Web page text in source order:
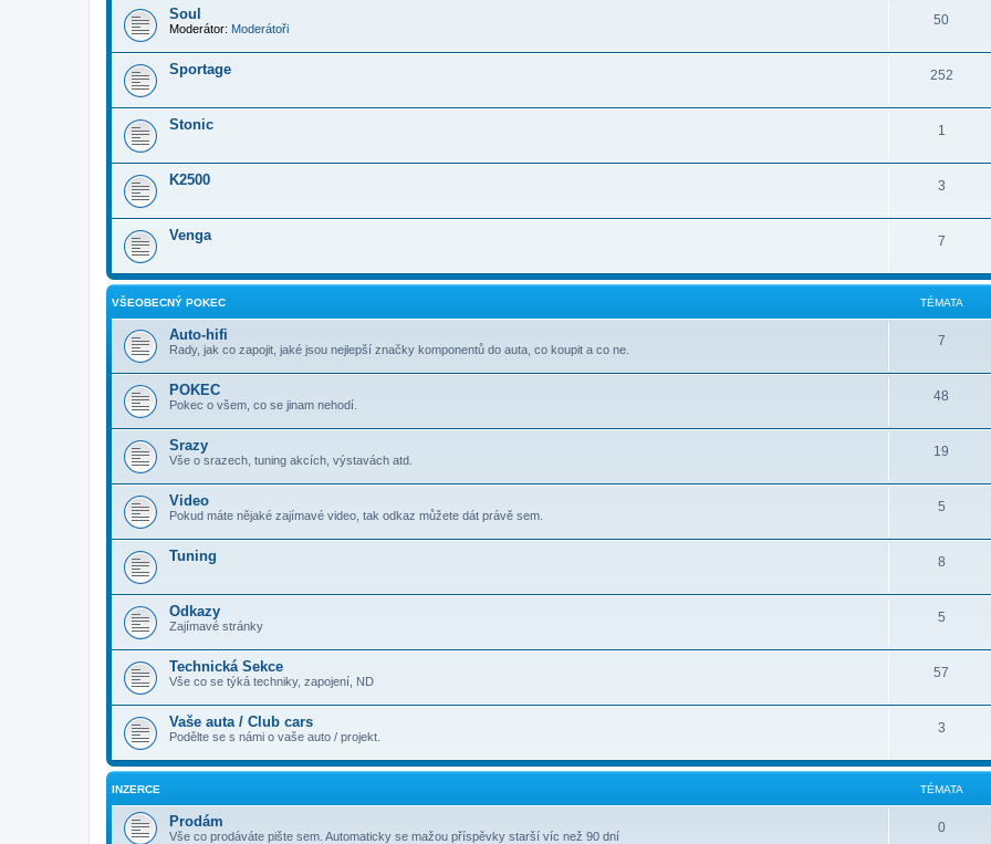
Soul
Moderátor: Moderátoři
50
Sportage 252
Stonic 1
K2500 3
Venga 7
VŠEOBECNÝ POKEC TÉMATA
Auto-hifi
Rady, jak co zapojit, jaké jsou nejlepší značky komponentů do auta, co koupit a co ne.
7
POKEC
Pokec o všem, co se jinam nehodí.
48
Srazy
Vše o srazech, tuning akcích, výstavách atd.
19
Video
Pokud máte nějaké zajímavé video, tak odkaz můžete dát právě sem.
5
Tuning 8
Odkazy
Zajímavé stránky
5
Technická Sekce
Vše co se týká techniky, zapojení, ND
57
Vaše auta / Club cars
Podělte se s námi o vaše auto / projekt.
3
INZERCE TÉMATA
Prodám
Vše co prodáváte pište sem. Automaticky se mažou příspěvky starší víc než 90 dní
0